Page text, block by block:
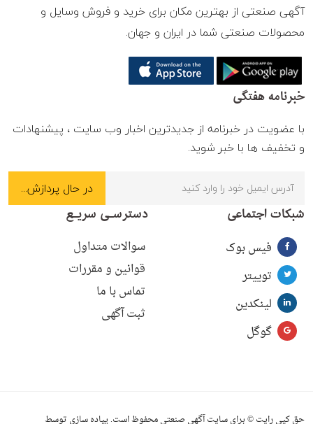
آگهی صنعتی از بهترین مکان برای خرید و فروش وسایل و
محصولات صنعتی شما در ایران و جهان.
خبرنامه هفتگی
با عضویت در خبرنامه از جدیدترین اخبار وب سایت ، پیشنهادات
و تخفیف ها با خبر شوید.
شبکات اجتماعی
فیس بوک
توییتر
لینکدین
گوگل
دسترسـی سریـع
سوالات متداول
قوانین و مقررات
تماس با ما
ثبت آگهی
حق کپی رایت © برای سایت آگهی صنعتی محفوظ است. پیاده سازی توسط